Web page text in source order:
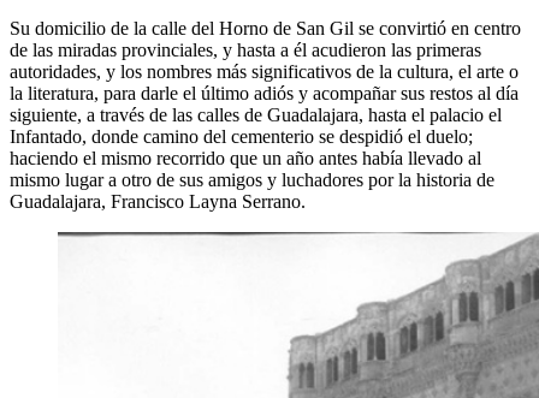
Su domicilio de la calle del Horno de San Gil se convirtió en centro
de las miradas provinciales, y hasta a él acudieron las primeras
autoridades, y los nombres más significativos de la cultura, el arte o
la literatura, para darle el último adiós y acompañar sus restos al día
siguiente, a través de las calles de Guadalajara, hasta el palacio el
Infantado, donde camino del cementerio se despidió el duelo;
haciendo el mismo recorrido que un año antes había llevado al
mismo lugar a otro de sus amigos y luchadores por la historia de
Guadalajara, Francisco Layna Serrano.